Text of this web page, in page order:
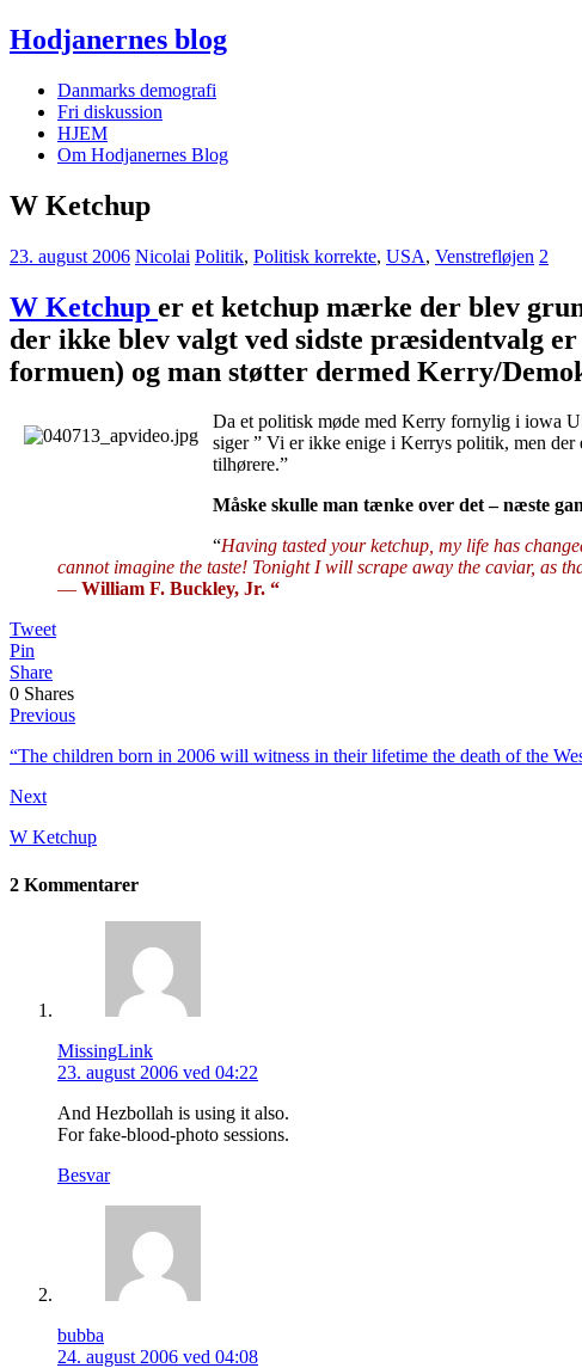
Hodjanernes blog
Danmarks demografi
Fri diskussion
HJEM
Om Hodjanernes Blog
W Ketchup
23. august 2006 Nicolai Politik, Politisk korrekte, USA, Venstrefløjen 2
W Ketchup er et ketchup mærke der blev
der ikke blev valgt ved sidste præsidentvalg
formuen) og man støtter dermed Kerry/
Da et politisk møde med Kerry fornylig i iowa
siger ” Vi er ikke enige i Kerrys politik, men
tilhørere.”
Måske skulle man tænke over det – næste
“Having tasted your ketchup, my life has
cannot imagine the taste! Tonight I will scrape away the caviar, as
— William F. Buckley, Jr. “
Tweet
Pin
Share
0 Shares
Previous
“The children born in 2006 will witness in their lifetime the death of the
Next
W Ketchup
2 Kommentarer
MissingLink
23. august 2006 ved 04:22
And Hezbollah is using it also.
For fake-blood-photo sessions.
Besvar
bubba
24. august 2006 ved 04:08